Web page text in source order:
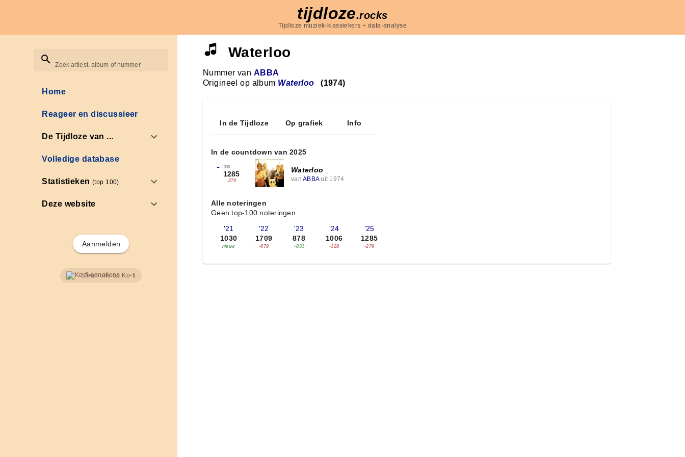
tijdloze.rocks
Tijdloze muziek-klassiekers + data-analyse
Zoek artiest, album of nummer
Home
Reageer en discussieer
De Tijdloze van ...
Volledige database
Statistieken(top 100)
Deze website
Aanmelden
Steun ons op Ko-fi
Waterloo
Nummer van ABBA
Origineel op album Waterloo (1974)
In de Tijdloze Op grafiek Info
In de countdown van 2025
← 1006
1285
-279
Waterloo
van ABBAuit 1974
Alle noteringen
Geen top-100 noteringen
'21
1030
nieuw
'22
1709
-679
'23
878
+831
'24
1006
-128
'25
1285
-279